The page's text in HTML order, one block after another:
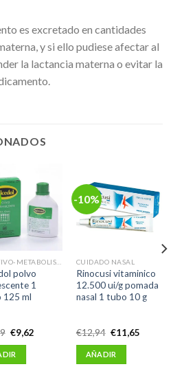
es excretado en cantidades
y si ello pudiese afectar al
la lactancia materna o evitar la
polvo
1
125 ml
El
precio
original
era:
€10,69.
€9,62El
-10%
CUIDADO NASAL
Rinocusi vitaminico
12.500 ui/g pomada
nasal 1 tubo 10 g
€12,94 El
precio
original
era:
€12,94.
€11,65El
AÑADIR